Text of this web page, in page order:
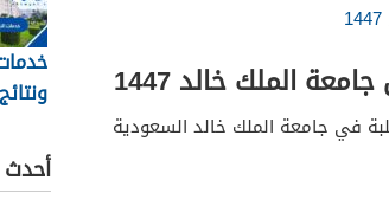
الملك خالد 1447
في جامعة الملك خالد السعودية
kau
1448
أحدث